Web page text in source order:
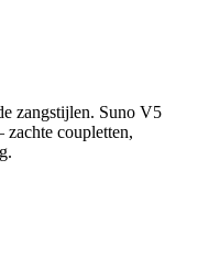
zangstijlen. Suno V5
coupletten,